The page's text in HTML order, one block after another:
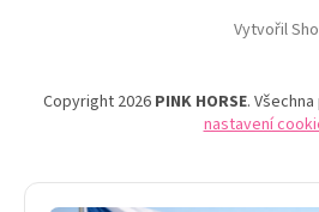
Vytvořil
Copyright 2026 PINK HORSE.
nastavení